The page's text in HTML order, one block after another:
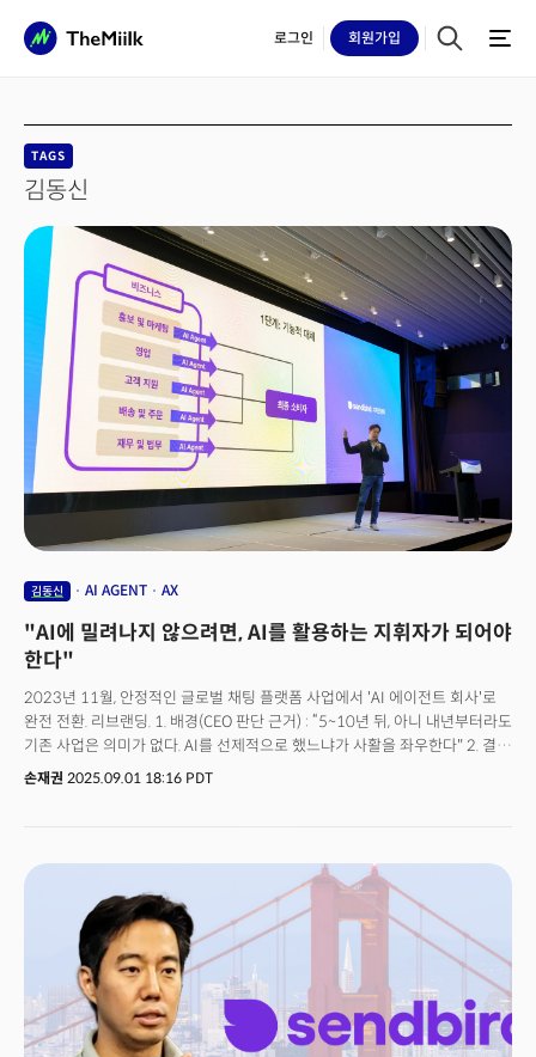
로그인 회원가입
TAGS
김동신
김동신 AI AGENT AX
"AI에 밀려나지 않으려면, AI를 활용하는 지휘자가 되어야
한다"
2023년 11월, 안정적인 글로벌 채팅 플랫폼 사업에서 'AI 에이전트 회사'로
완전 전환. 리브랜딩. 1. 배경(CEO 판단 근거) : “5~10년 뒤, 아니 내년부터라도
기존 사업은 의미가 없다. AI를 선제적으로 했느냐가 사활을 좌우한다" 2. 결과
지표검색(SEO) 점수 단기 하락 → 3개월 만에 회복. 현재 신규 파이프라인의
전화번호로 연락하세요"로 종료AI 에이전트의 차별점 : 종합적 문제 판단 및
계획 수립, 실제 문제 해결 실행 능력, 예시: 배송 주소 변경 요청 시 본인 인증
후 실제 변경 완료, 백엔드 데이터베이스 직접 접근 및 상태 변경 가능고객
경험의 차이점 : (속도) AI 상담은 즉시 응답 vs 사람 상담 3분 대기도 견디기
어려움. (정확성) AI가 충분히 빠르고 정확하여 사람으로 돌아가고 싶지 않은
손재권 2025.09.01 18:16 PDT